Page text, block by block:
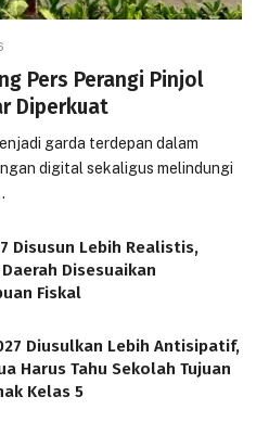
Pers Perangi Pinjol
Diperkuat
garda terdepan dalam
digital sekaligus melindungi
Disusun Lebih Realistis,
Disesuaikan
Fiskal
Diusulkan Lebih Antisipatif,
Harus Tahu Sekolah Tujuan
Kelas 5